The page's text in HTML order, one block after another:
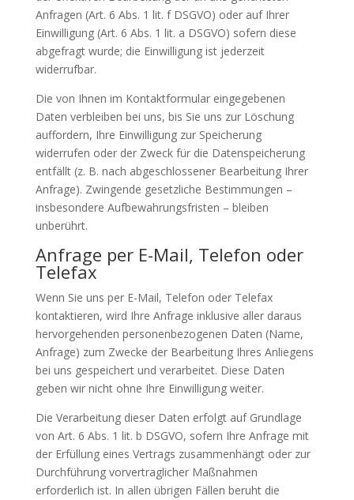
Anfragen (Art. 6 Abs. 1 lit. f DSGVO) oder auf Ihrer
Einwilligung (Art. 6 Abs. 1 lit. a DSGVO) sofern diese
abgefragt wurde; die Einwilligung ist jederzeit
widerrufbar.
Die von Ihnen im Kontaktformular eingegebenen
Daten verbleiben bei uns, bis Sie uns zur Löschung
auffordern, Ihre Einwilligung zur Speicherung
widerrufen oder der Zweck für die Datenspeicherung
entfällt (z. B. nach abgeschlossener Bearbeitung Ihrer
Anfrage). Zwingende gesetzliche Bestimmungen –
insbesondere Aufbewahrungsfristen – bleiben
unberührt.
Anfrage per E-Mail, Telefon oder
Telefax
Wenn Sie uns per E-Mail, Telefon oder Telefax
kontaktieren, wird Ihre Anfrage inklusive aller daraus
hervorgehenden personenbezogenen Daten (Name,
Anfrage) zum Zwecke der Bearbeitung Ihres Anliegens
bei uns gespeichert und verarbeitet. Diese Daten
geben wir nicht ohne Ihre Einwilligung weiter.
Die Verarbeitung dieser Daten erfolgt auf Grundlage
von Art. 6 Abs. 1 lit. b DSGVO, sofern Ihre Anfrage mit
der Erfüllung eines Vertrags zusammenhängt oder zur
Durchführung vorvertraglicher Maßnahmen
erforderlich ist. In allen übrigen Fällen beruht die